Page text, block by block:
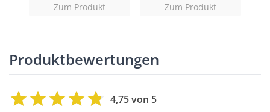
Zum Produkt Zum Produkt
Produktbewertungen
4,75 von 5